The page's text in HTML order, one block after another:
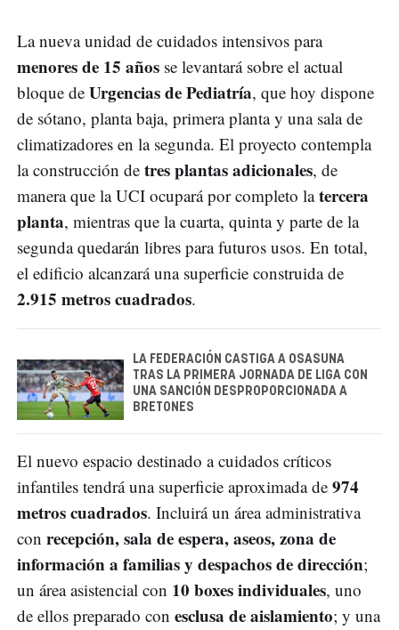
La nueva unidad de cuidados intensivos para
menores de 15 años se levantará sobre el actual
bloque de Urgencias de Pediatría, que hoy dispone
de sótano, planta baja, primera planta y una sala de
climatizadores en la segunda. El proyecto contempla
la construcción de tres plantas adicionales, de
manera que la UCI ocupará por completo latercera
planta, mientras que la cuarta, quinta y parte de la
segunda quedarán libres para futuros usos. En total,
el edificio alcanzará una superficie construida de
2.915 metros cuadrados.
LA FEDERACIÓN CASTIGA A OSASUNA
TRAS LA PRIMERA JORNADA DE LIGA CON
UNA SANCIÓN DESPROPORCIONADA A
BRETONES
El nuevo espacio destinado a cuidados críticos
infantiles tendrá una superficie aproximada de 974
metros cuadrados. Incluirá un área administrativa
con recepción, sala de espera, aseos, zona de
información a familias y despachos de dirección;
un área asistencial con 10 boxes individuales, uno
de ellos preparado con esclusa de aislamiento; y una